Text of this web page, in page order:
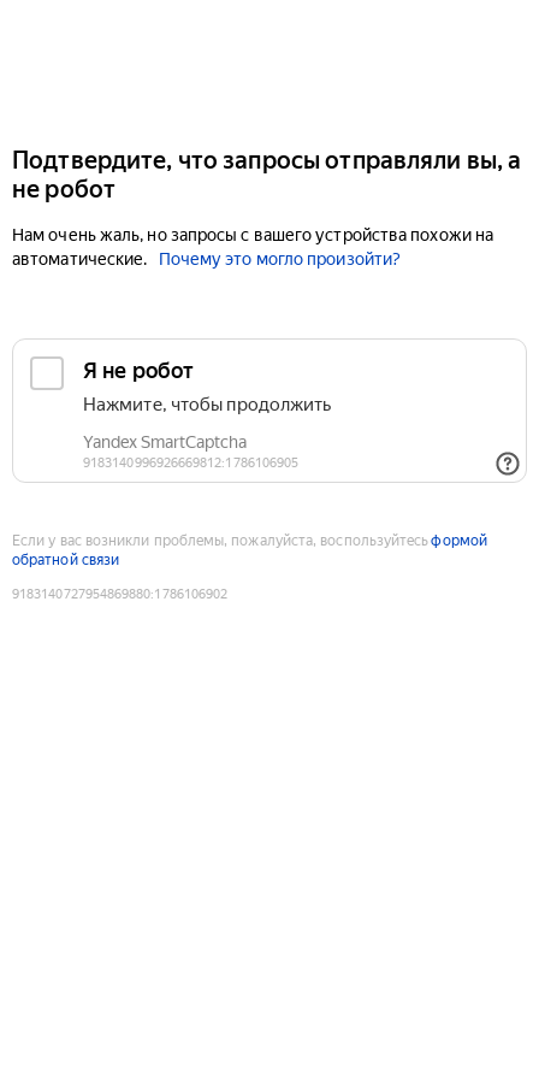
Подтвердите, что запросы отправляли вы, а
не робот
Нам очень жаль, но запросы с вашего устройства похожи на
автоматические.
Почему это могло произойти?
Если у вас возникли проблемы, пожалуйста, воспользуйтесьформой
обратной связи
9183140727954869880:1786106902